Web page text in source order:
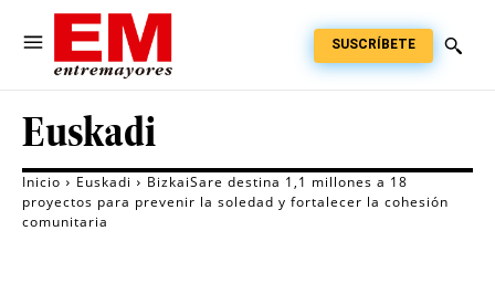
SUSCRÍBETE
Euskadi
Inicio Euskadi
BizkaiSare destina 1,1 millones a 18
proyectos para prevenir la soledad y fortalecer la cohesión
comunitaria